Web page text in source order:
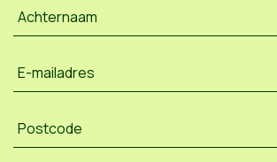
Achternaam
E-mailadres
Postcode